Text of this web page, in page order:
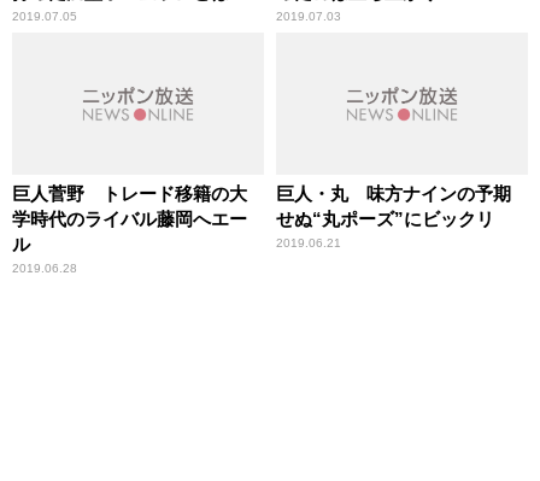
2019.07.05 2019.07.03
巨人菅野 トレード移籍の大
学時代のライバル藤岡へエー
ル
2019.06.28
巨人・丸 味方ナインの予期
せぬ“丸ポーズ”にビックリ
2019.06.21